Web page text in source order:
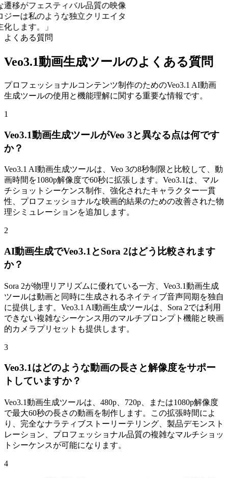
ェスティバル品質の映像
のような独立クリエイタ
。
よくある質問
Veo3.1動画生成ツールのよくある質問
プロフェッショナルコンテンツ制作のためのVeo3.1 AI動画
生成ツールの使用と機能理解に関する重要な情報です。
1
Veo3.1動画生成ツールがVeo 3と異なる点は何です
か？
Veo3.1 AI動画生成ツールは、Veo 3の8秒制限と比較して、動
画時間を1080p解像度で60秒に拡張します。Veo3.1は、マル
チショットシーケンス制作、強化されたキャラクター一貫
性、プロフェッショナルな映画的結果のための改善された物
理シミュレーションを追加します。
2
AI動画生成でVeo3.1とSora 2はどう比較されます
か？
Sora 2が物理リアリズムに優れている一方、Veo3.1動画生成
ツールは動画と同時に生成されるネイティブ音声同期を独自
に提供します。Veo3.1 AI動画生成ツールは、Sora 2では利用
できない複雑なシーケンス用のマルチプロンプト機能と映画
的カメラプリセットも提供します。
3
Veo3.1はどのような動画の長さと解像度をサポー
トしていますか？
Veo3.1動画生成ツールは、480p、720p、または1080p解像度
で最大60秒の長さの動画を制作します。この拡張時間によ
り、完全なナラティブストーリーテリング、製品デモンスト
レーション、プロフェッショナル品質の複雑なマルチショッ
トシーケンスが可能になります。
4